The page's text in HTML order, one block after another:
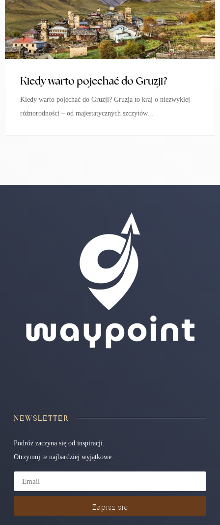
Kiedy warto pojechać do Gruzji?
Kiedy warto pojechać do Gruzji? Gruzja to kraj o niezwykłej
różnorodności – od majestatycznych szczytów...
NEWSLETTER
Podróż zaczyna się od inspiracji.
Otrzymuj te najbardziej wyjątkowe.
Zapisz się